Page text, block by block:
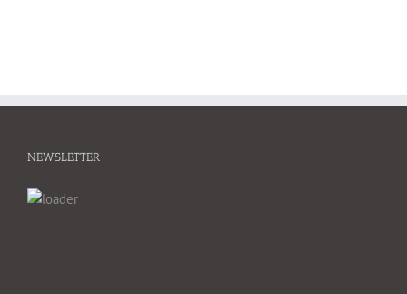
NEWSLETTER